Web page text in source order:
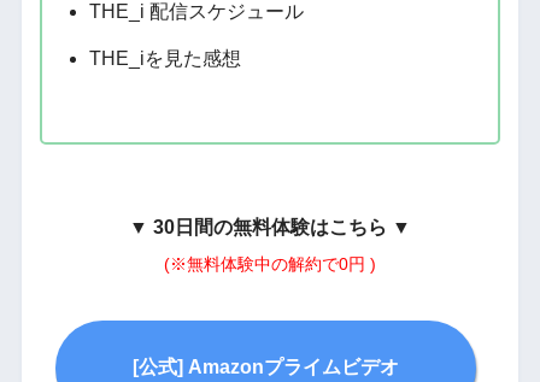
THE_i 配信スケジュール
THE_iを見た感想
▼ 30日間の無料体験はこちら ▼
(※無料体験中の解約で0円 )
[公式] Amazonプライムビデオ